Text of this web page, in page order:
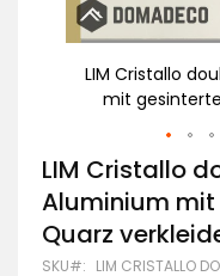
LIM Cristallo
mit
Zum
Anfang
der
Bildgalerie
springen
LIM Cristallo
Aluminium
Quarz
SKU LIM CRISTALLO